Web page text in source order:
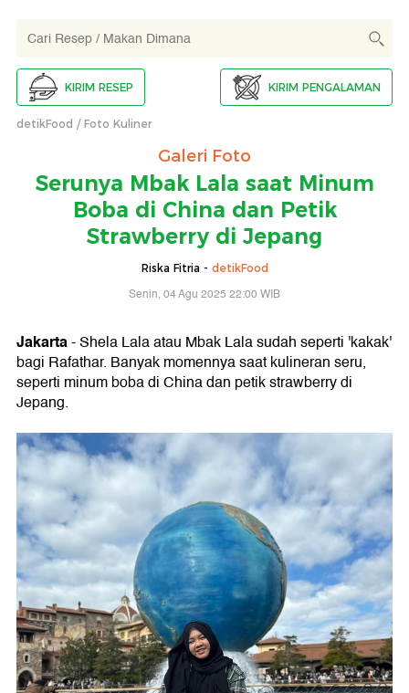
KIRIM RESEP KIRIM PENGALAMAN
detikFood Foto Kuliner
Galeri Foto
Serunya Mbak Lala saat Minum
Boba di China dan Petik
Strawberry di Jepang
Riska Fitria - detikFood
Senin, 04 Agu 2025 22:00 WIB
Jakarta- Shela Lala atau Mbak Lala sudah seperti 'kakak'
bagi Rafathar. Banyak momennya saat kulineran seru,
seperti minum boba di China dan petik strawberry di
Jepang.